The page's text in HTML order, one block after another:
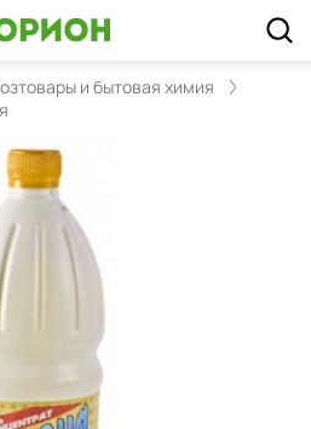
и бытовая химия